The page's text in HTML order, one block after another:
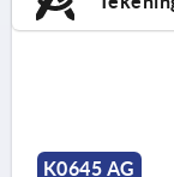
K0645 AG